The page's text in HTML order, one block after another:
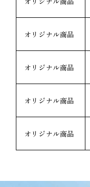
オリジナル商品
オリジナル商品
オリジナル商品
オリジナル商品